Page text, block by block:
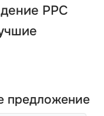
PPC
предложение